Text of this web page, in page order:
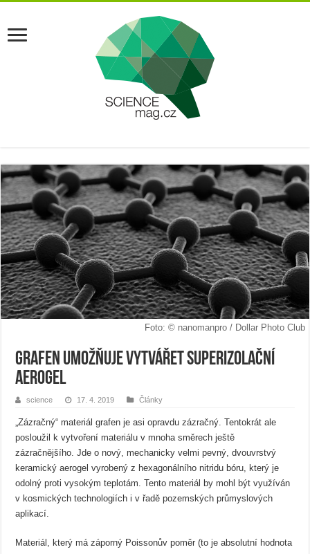
Foto: © nanomanpro / Dollar Photo Club
Grafen umožňuje vytvářet superizolační
aerogel
science 17. 4. 2019 Články
„Zázračný“ materiál grafen je asi opravdu zázračný. Tentokrát ale
posloužil k vytvoření materiálu v mnoha směrech ještě
zázračnějšího. Jde o nový, mechanicky velmi pevný, dvouvrstvý
keramický aerogel vyrobený z hexagonálního nitridu bóru, který je
odolný proti vysokým teplotám. Tento materiál by mohl být využíván
v kosmických technologiích i v řadě pozemských průmyslových
aplikací.
Materiál, který má záporný Poissonův poměr (to je absolutní hodnota